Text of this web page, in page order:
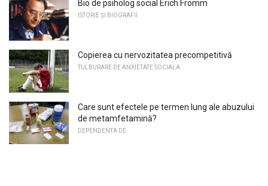
Bio de psiholog social Erich Fromm
ISTORIE ȘI BIOGRAFII
Copierea cu nervozitatea precompetitivă
TULBURARE DE ANXIETATE SOCIALA
Care sunt efectele pe termen lung ale abuzului
de metamfetamină?
DEPENDENTA DE